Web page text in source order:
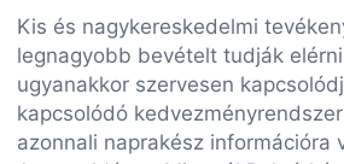
Kis és nagykereskedelmi
legnagyobb bevételt tudják
ugyanakkor szervesen
kapcsolódó
azonnali naprakész információra